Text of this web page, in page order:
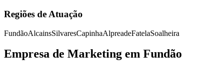
Regiões de Atuação
FundãoAlcainsSilvaresCapinhaAlpreadeFatelaSoalheira
Empresa de Marketing em Fundão